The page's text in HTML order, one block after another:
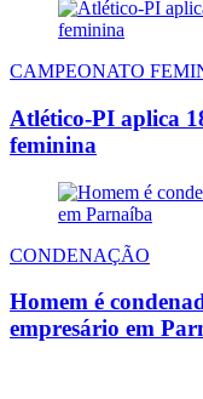
CAMPEONATO
Atlético-PI aplica
feminina
CONDENAÇÃO
Homem é
empresário em